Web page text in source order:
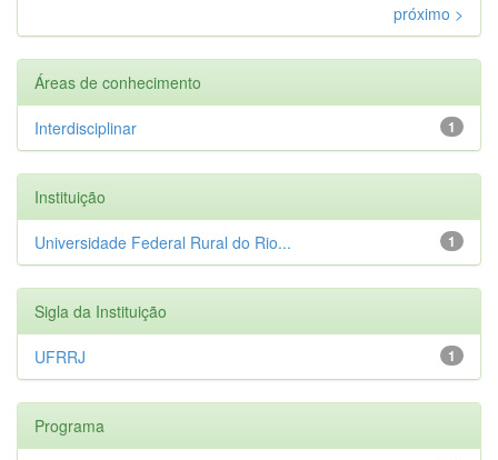
próximo >
Áreas de conhecimento
1
Interdisciplinar
Instituição
1
Universidade Federal Rural do Rio...
Sigla da Instituição
1
UFRRJ
Programa